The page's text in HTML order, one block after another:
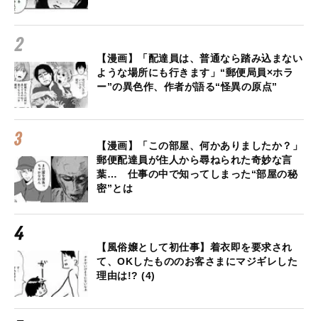
【漫画】「配達員は、普通なら踏み込まない
ような場所にも行きます」“郵便局員×ホラ
ー”の異色作、作者が語る“怪異の原点”
【漫画】「この部屋、何かありましたか？」
郵便配達員が住人から尋ねられた奇妙な言
葉… 仕事の中で知ってしまった“部屋の秘
密”とは
【風俗嬢として初仕事】着衣即を要求され
て、OKしたもののお客さまにマジギレした
理由は!? (4)